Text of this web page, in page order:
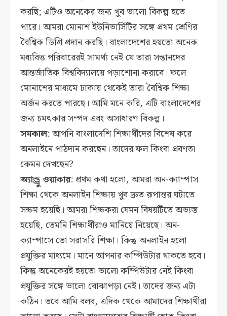
করছি; এটিও অনেকের জন্য খুব ভালো বিকল্প হতে
পারে। আমরা মোনাশ ইউনিভার্সিটির সঙ্গে প্রথম শ্রেণির
বৈশ্বিক ডিগ্রি প্রদান করছি। বাংলাদেশের হয়তো অনেক
মধ্যবিত্ত পরিবারেরই সামর্থ্য নেই যে তারা সন্তানদের
আন্তর্জাতিক বিশ্ববিদ্যালয়ে পড়াশোনা করাবে। ফলে
মোনাশের মাধ্যমে ঢাকায় থেকেই তারা বৈশ্বিক শিক্ষা
অর্জন করতে পারছে। আমি মনে করি, এটি বাংলাদেশের
জন্য চমৎকার সম্পদ এবং অসাধারণ বিকল্প।
সমকাল: আপনি বাংলাদেশি শিক্ষার্থীদের বিশেষ করে
অনলাইনে পাঠদান করছেন। তাদের ফল কিংবা প্রবণতা
কেমন দেখছেন?
অ্যান্ড্রু ওয়াকার: প্রথম কথা হলো, আমরা অন-ক্যাম্পাস
শিক্ষা থেকে অনলাইন শিক্ষায় খুব দ্রুত রূপান্তর ঘটাতে
সক্ষম হয়েছি। আমরা শিক্ষকরা যেমন বিষয়টিতে অভ্যস্ত
হয়েছি, তেমনি শিক্ষার্থীরাও মানিয়ে নিয়েছে। অন-
ক্যাম্পাসে তো সরাসরি শিক্ষা। কিন্তু অনলাইন হলো
প্রযুক্তির মাধ্যমে। মানে আপনার কম্পিউটার থাকতে হবে।
কিন্তু অনেকেরই হয়তো ভালো কম্পিউটার নেই কিংবা
প্রযুক্তির সঙ্গে ভালো বোঝাপড়া নেই। তাদের জন্য এটা
কঠিন। তবে আমি বলব, এদিক থেকে আমাদের শিক্ষার্থীরা